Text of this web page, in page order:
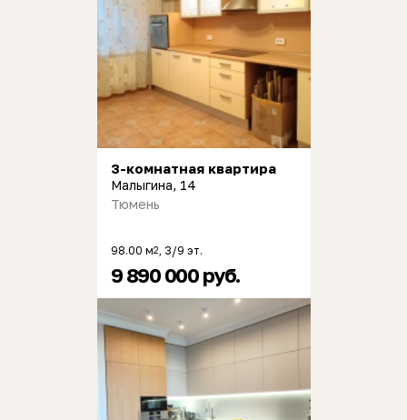
3-комнатная квартира
Малыгина, 14
Тюмень
98.00 м2 , 3/9 эт.
9 890 000 руб.